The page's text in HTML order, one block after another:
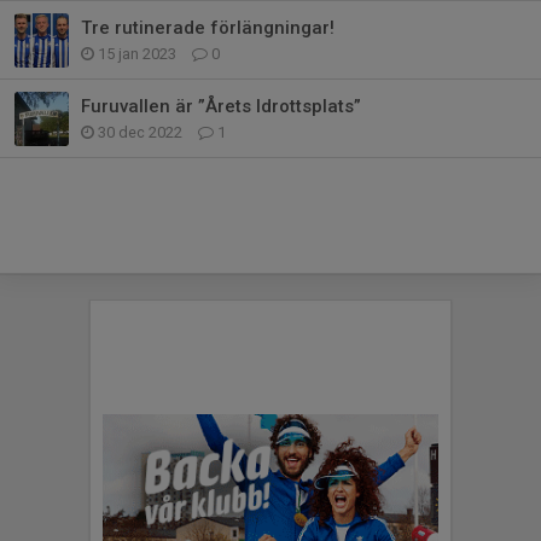
Tre rutinerade förlängningar!
15 jan 2023 0
Furuvallen är ”Årets Idrottsplats”
30 dec 2022 1